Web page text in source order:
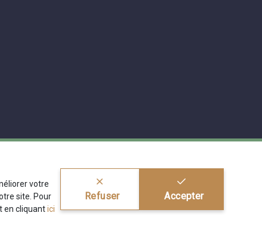
votre
site. Pour
en cliquantici
Refuser Accepter